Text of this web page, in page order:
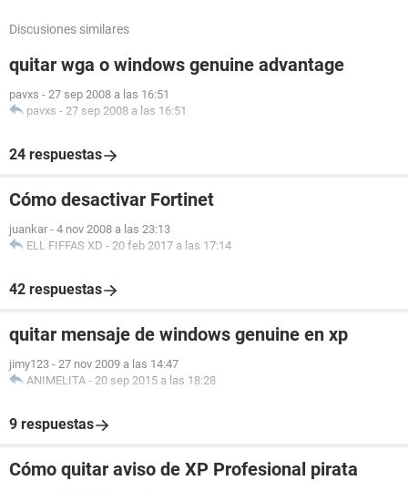
Discusiones similares
quitar wga o windows genuine advantage
pavxs - 27 sep 2008 a las 16:51
pavxs - 27 sep 2008 a las 16:51
24 respuestas
Cómo desactivar Fortinet
juankar - 4 nov 2008 a las 23:13
ELL FIFFAS XD - 20 feb 2017 a las 17:14
42 respuestas
quitar mensaje de windows genuine en xp
jimy123 - 27 nov 2009 a las 14:47
ANIMELITA - 20 sep 2015 a las 18:28
9 respuestas
Cómo quitar aviso de XP Profesional pirata